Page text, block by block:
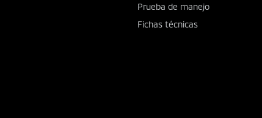
Prueba de manejo
Fichas técnicas